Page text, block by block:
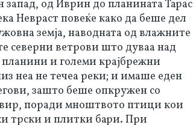
од Иврин до планината Тарас
Невраст повеќе како да беше дел
земја, наводната од влажните
северни ветрови што дуваа над
и големи крајбрежни
неа не течеа реки; и имаше еден
зашто беше опкружен со
поради мноштвото птици кои
трски и плитки бари. При